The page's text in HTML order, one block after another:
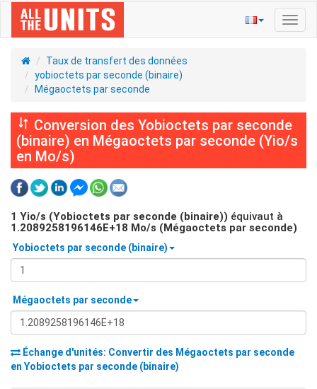
la
Taux de transfert des données
yobioctets par seconde (binaire)
Mégaoctets par seconde
Conversion des Yobioctets par seconde
(binaire) en Mégaoctets par seconde (Yio/s
en Mo/s)
1 Yio/s (Yobioctets par seconde (binaire)) équivaut à
1.2089258196146E+18 Mo/s (Mégaoctets par seconde)
Yobioctets par seconde (binaire)
Mégaoctets par seconde
Échange d'unités: Convertir des Mégaoctets par seconde
en Yobioctets par seconde (binaire)